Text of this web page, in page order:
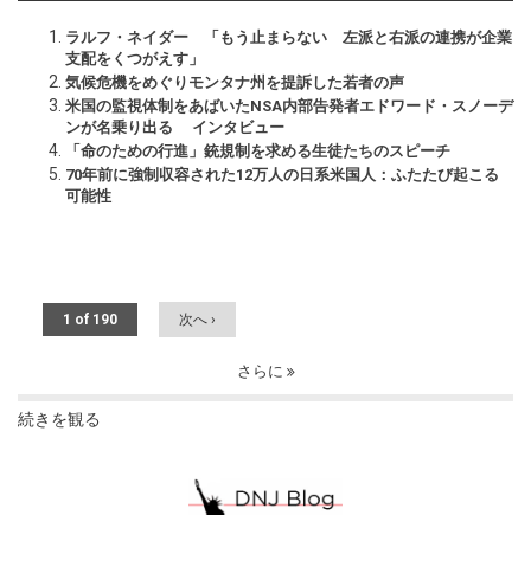
ラルフ・ネイダー 「もう止まらない 左派と右派の連携が企業
支配をくつがえす」
気候危機をめぐりモンタナ州を提訴した若者の声
米国の監視体制をあばいたNSA内部告発者エドワード・スノーデ
ンが名乗り出る インタビュー
「命のための行進」銃規制を求める生徒たちのスピーチ
70年前に強制収容された12万人の日系米国人：ふたたび起こる
可能性
1 of 190 次へ ›
さらに
続きを観る